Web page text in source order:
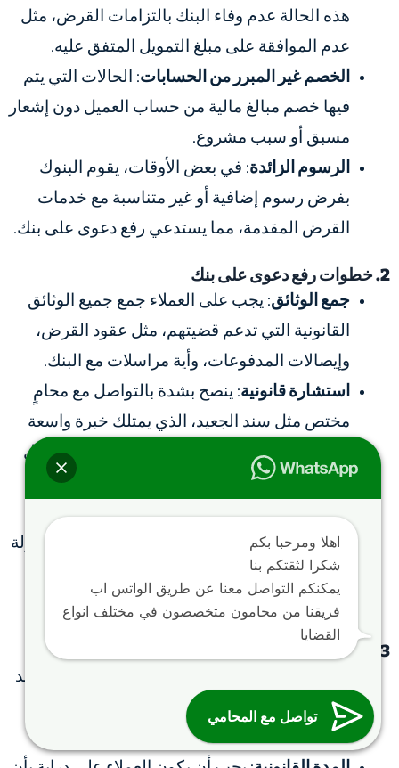
هذه الحالة عدم وفاء البنك بالتزامات القرض، مثل
عدم الموافقة على مبلغ التمويل المتفق عليه.
الخصم غير المبرر من الحسابات: الحالات التي يتم
فيها خصم مبالغ مالية من حساب العميل دون إشعار
مسبق أو سبب مشروع.
الرسوم الزائدة: في بعض الأوقات، يقوم البنوك
بفرض رسوم إضافية أو غير متناسبة مع خدمات
القرض المقدمة، مما يستدعي رفع دعوى على بنك.
2. خطوات رفع دعوى على بنك
جمع الوثائق: يجب على العملاء جمع جميع الوثائق
القانونية التي تدعم قضيتهم، مثل عقود القرض،
وإيصالات المدفوعات، وأية مراسلات مع البنك.
استشارة قانونية: ينصح بشدة بالتواصل مع محامٍ
مختص مثل سند الجعيد، الذي يمتلك خبرة واسعة
في التعامل مع القضايا المصرفية. يمكنك التواصل
معه على الرقم 966565052502+ لمزيد من
المعلومات.
التواصل مع البنك
: قبل رفع الدعوى، يُفضل المحاولة
لحل النزاع بشكل ودي عبر التواصل المباشر مع
البنك.
3. الأثر القانوني لرفع دعوى على بنك
: قد يؤثر رفع دعوى ضد
بنك على السجل الائتماني للعميل، مما يؤثر على
قدرته على الحصول على قروض مستقبلية.
تواصل مع المحامي
اهلا ومرحبا بكم
شكرا لثقتكم بنا
يمكنكم التواصل معنا عن طريق الواتس اب
فريقنا من محامون متخصصون في مختلف انواع
القضايا